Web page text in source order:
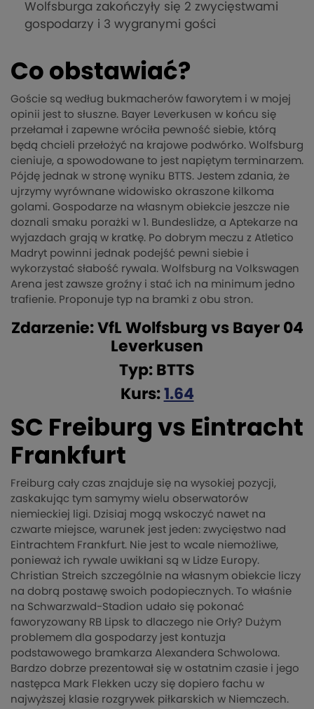
Wolfsburga zakończyły się 2 zwycięstwami
gospodarzy i 3 wygranymi gości
Co obstawiać?
Goście są według bukmacherów faworytem i w mojej
opinii jest to słuszne. Bayer Leverkusen w końcu się
przełamał i zapewne wróciła pewność siebie, którą
będą chcieli przełożyć na krajowe podwórko. Wolfsburg
cieniuje, a spowodowane to jest napiętym terminarzem.
Pójdę jednak w stronę wyniku BTTS. Jestem zdania, że
ujrzymy wyrównane widowisko okraszone kilkoma
golami. Gospodarze na własnym obiekcie jeszcze nie
doznali smaku porażki w 1. Bundeslidze, a Aptekarze na
wyjazdach grają w kratkę. Po dobrym meczu z Atletico
Madryt powinni jednak podejść pewni siebie i
wykorzystać słabość rywala. Wolfsburg na Volkswagen
Arena jest zawsze groźny i stać ich na minimum jedno
trafienie. Proponuje typ na bramki z obu stron.
Zdarzenie: VfL Wolfsburg vs Bayer 04
Leverkusen
Typ: BTTS
Kurs: 1.64
SC Freiburg vs Eintracht
Frankfurt
Freiburg cały czas znajduje się na wysokiej pozycji,
zaskakując tym samymy wielu obserwatorów
niemieckiej ligi. Dzisiaj mogą wskoczyć nawet na
czwarte miejsce, warunek jest jeden: zwycięstwo nad
Eintrachtem Frankfurt. Nie jest to wcale niemożliwe,
ponieważ ich rywale uwikłani są w Lidze Europy.
Christian Streich szczególnie na własnym obiekcie liczy
na dobrą postawę swoich podopiecznych. To właśnie
na Schwarzwald-Stadion udało się pokonać
faworyzowany RB Lipsk to dlaczego nie Orły? Dużym
problemem dla gospodarzy jest kontuzja
podstawowego bramkarza Alexandera Schwolowa.
Bardzo dobrze prezentował się w ostatnim czasie i jego
następca Mark Flekken uczy się dopiero fachu w
najwyższej klasie rozgrywek piłkarskich w Niemczech.